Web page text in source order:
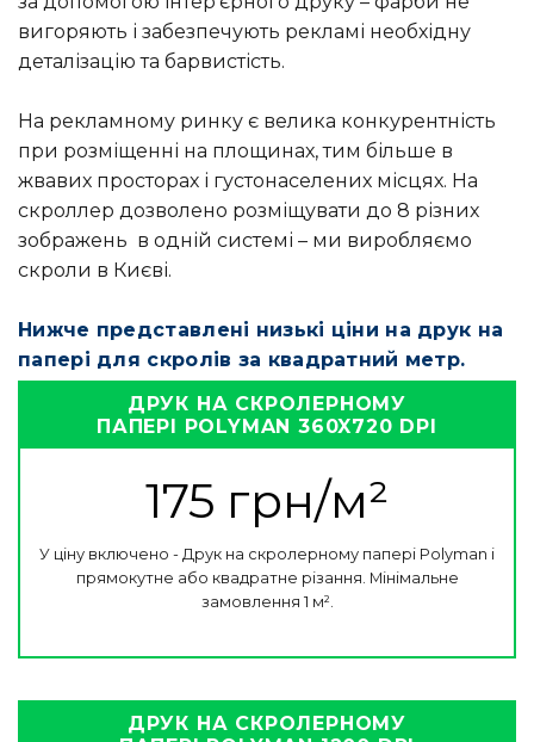
вигоряють і забезпечують рекламі необхідну
деталізацію та барвистість.
На рекламному ринку є велика конкурентність
при розміщенні на площинах, тим більше в
жвавих просторах і густонаселених місцях. На
скроллер дозволено розміщувати до 8 різних
зображень в одній системі – ми виробляємо
скроли в Києві.
Нижче представлені низькі ціни на друк на
папері для скролів за квадратний метр.
ДРУК НА СКРОЛЕРНОМУ
ПАПЕРІ POLYMAN 360X720 DPI
175 грн/м²
У ціну включено - Друк на скролерному папері Polyman і
прямокутне або квадратне різання. Мінімальне
замовлення 1 м².
ДРУК НА СКРОЛЕРНОМУ